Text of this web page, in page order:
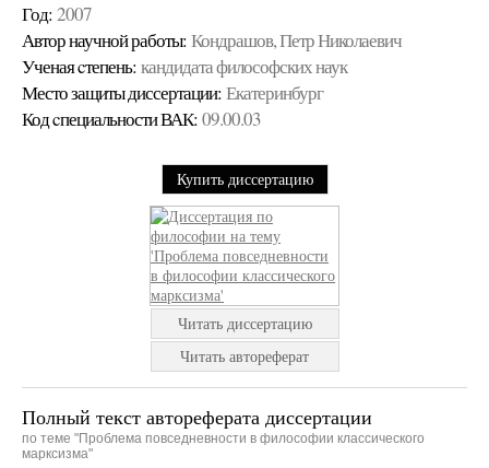
Год: 2007
Автор научной работы: Кондрашов, Петр Николаевич
Ученая cтепень: кандидата философских наук
Место защиты диссертации: Екатеринбург
Код cпециальности ВАК: 09.00.03
Купить диссертацию
Читать диссертацию
Читать автореферат
Полный текст автореферата диссертации
по теме "Проблема повседневности в философии классического
марксизма"